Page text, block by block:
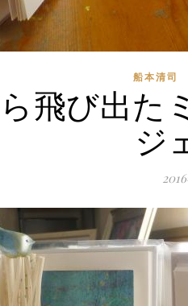
船本清司
飛び出た
ジ